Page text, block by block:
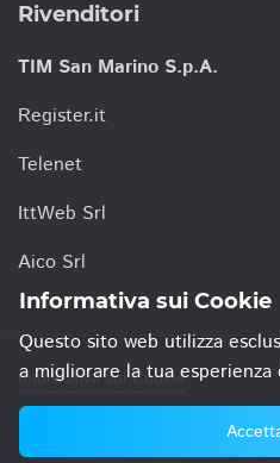
Rivenditori
TIM San Marino S.p.A.
Register.it
Telenet
IttWeb Srl
Aico Srl
Informativa sui Cookie
© 2021 TIM San Marino S.p.A.
Informativa sui Cookie
Questo sito web utilizza
a migliorare la tua esperienza